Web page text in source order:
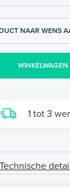
NAAR WENS
WINKELWAGEN
1 tot 3
Technische